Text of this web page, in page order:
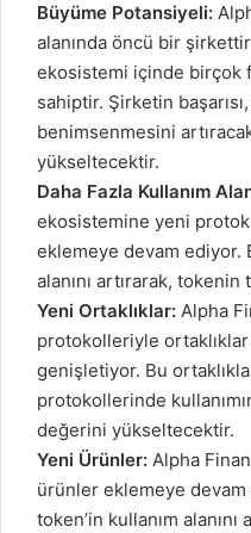
Büyüme Potansiyeli:
alanında öncü bir
ekosistemi içinde birçok
sahiptir. Şirketin
benimsenmesini
yükseltecektir.
Daha Fazla Kullanım
ekosistemine yeni
eklemeye devam ediyor.
alanını artırarak, tokenin
Yeni Ortaklıklar: Alpha
protokolleriyle
genişletiyor. Bu
protokollerinde
değerini yükseltecektir.
Yeni Ürünler: Alpha
ürünler eklemeye
token’in kullanım